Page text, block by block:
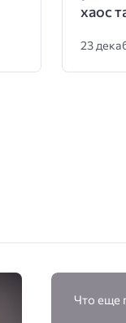
хаос
23
Что еще